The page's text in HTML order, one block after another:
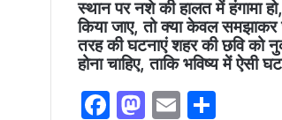
स्थान पर नशे की हालत में हंगामा
किया जाए, तो क्या केवल समझाकर
तरह की घटनाएं शहर की छवि को
होना चाहिए, ताकि भविष्य में ऐसी
F
M E